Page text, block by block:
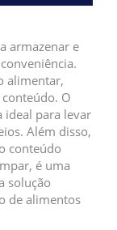
armazenar e
alimentar,
O
ideal para levar
Além disso,
conteúdo
é uma
solução
de alimentos